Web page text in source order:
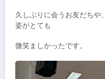
久しぶりに会うお友だちや
姿がとても
微笑ましかったです。